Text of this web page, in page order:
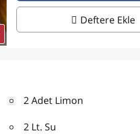
Deftere Ekle
2 Adet Limon
2 Lt. Su